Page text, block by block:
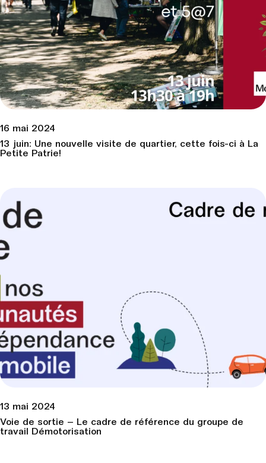
16 mai 2024
13 juin: Une nouvelle visite de quartier, cette fois-ci à La
Petite Patrie!
13 mai 2024
Voie de sortie – Le cadre de référence du groupe de
travail Démotorisation